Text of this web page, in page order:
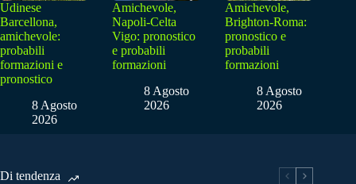
Udinese
Barcellona,
amichevole:
probabili
formazioni e
pronostico
8 Agosto
2026
Amichevole,
Napoli-Celta
Vigo: pronostico
e probabili
formazioni
8 Agosto
2026
Amichevole,
Brighton-Roma:
pronostico e
probabili
formazioni
8 Agosto
2026
Di tendenza